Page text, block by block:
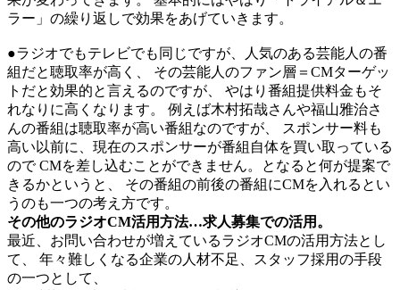
ラー」の繰り返しで効果をあげていきます。
●ラジオでもテレビでも同じですが、人気のある芸能人の番
組だと聴取率が高く、 その芸能人のファン層＝CMターゲッ
トだと効果的と言えるのですが、 やはり番組提供料金もそ
れなりに高くなります。 例えば木村拓哉さんや福山雅治さ
んの番組は聴取率が高い番組なのですが、 スポンサー料も
高い以前に、現在のスポンサーが番組自体を買い取っている
ので CMを差し込むことができません。となると何が提案で
きるかというと、 その番組の前後の番組にCMを入れるとい
うのも一つの考え方です。
その他のラジオCM活用方法…求人募集での活用。
最近、お問い合わせが増えているラジオCMの活用方法とし
て、 年々難しくなる企業の人材不足、スタッフ採用の手段
の一つとして、